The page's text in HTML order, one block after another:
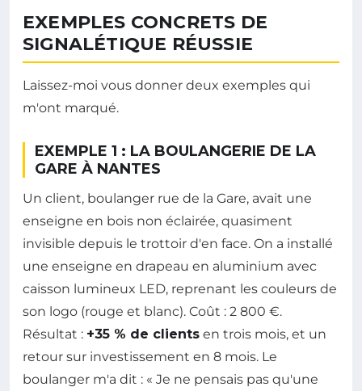
EXEMPLES CONCRETS DE
SIGNALÉTIQUE RÉUSSIE
Laissez-moi vous donner deux exemples qui
m'ont marqué.
EXEMPLE 1 : LA BOULANGERIE DE LA
GARE À NANTES
Un client, boulanger rue de la Gare, avait une
enseigne en bois non éclairée, quasiment
invisible depuis le trottoir d'en face. On a installé
une enseigne en drapeau en aluminium avec
caisson lumineux LED, reprenant les couleurs de
son logo (rouge et blanc). Coût : 2 800 €.
Résultat : +35 % de clients en trois mois, et un
retour sur investissement en 8 mois. Le
boulanger m'a dit : « Je ne pensais pas qu'une